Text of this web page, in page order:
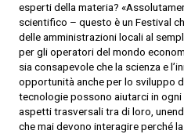
esperti della materia?
scientifico – questo è un Festival
delle amministrazioni locali al
per gli operatori del mondo
sia consapevole che la scienza e
opportunità anche per lo sviluppo
tecnologie possono aiutarci in
aspetti trasversali tra di loro,
che mai devono interagire perché